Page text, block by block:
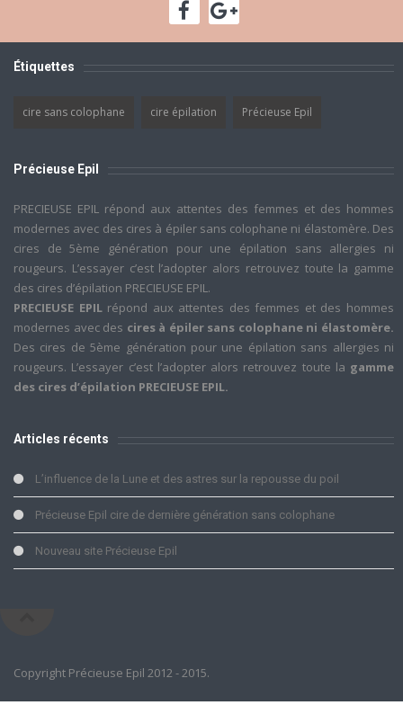
Étiquettes
cire sans colophane cire épilation Précieuse Epil
Précieuse Epil
PRECIEUSE EPIL répond aux attentes des femmes et des hommes
modernes avec des cires à épiler sans colophane ni élastomère. Des
cires de 5ème génération pour une épilation sans allergies ni
rougeurs. L’essayer c’est l’adopter alors retrouvez toute la gamme
des cires d’épilation PRECIEUSE EPIL.
PRECIEUSE EPIL répond aux attentes des femmes et des hommes
modernes avec des cires à épiler sans colophane ni élastomère.
Des cires de 5ème génération pour une épilation sans allergies ni
rougeurs. L’essayer c’est l’adopter alors retrouvez toute la gamme
des cires d’épilation PRECIEUSE EPIL.
Articles récents
L’influence de la Lune et des astres sur la repousse du poil
Précieuse Epil cire de dernière génération sans colophane
Nouveau site Précieuse Epil
Copyright Précieuse Epil 2012 - 2015.